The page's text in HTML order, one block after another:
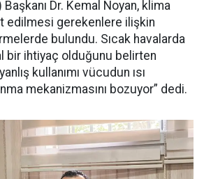
Başkanı Dr. Kemal Noyan, klima
edilmesi gerekenlere ilişkin
bulundu. Sıcak havalarda
bir ihtiyaç olduğunu belirten
kullanımı vücudun ısı
mekanizmasını bozuyor” dedi.